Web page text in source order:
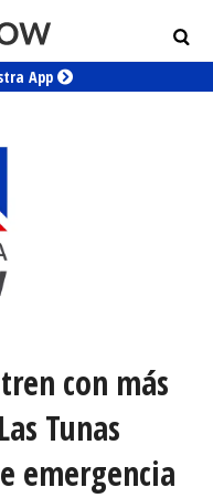
App
con más
Tunas
emergencia